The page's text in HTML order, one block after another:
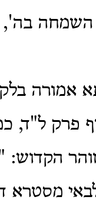
השמחה בה',
אמורה
פרק ל"ד,
הקדוש:
מסטרא